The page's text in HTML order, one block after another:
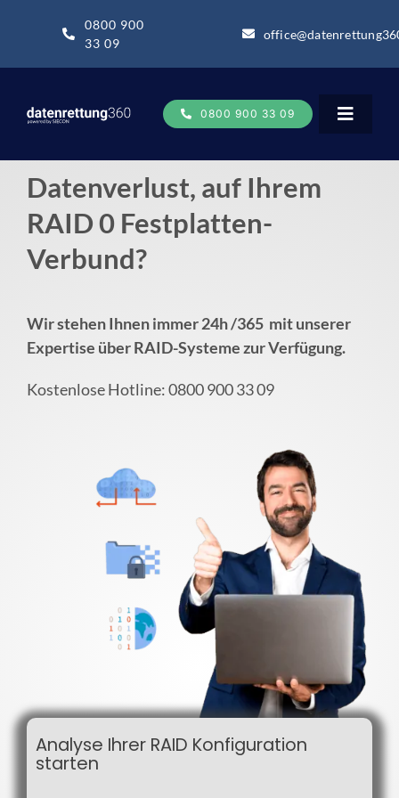
0800 900
33 09
0800 900 33 09
Toggle
Datenrettung
Datenrettung-Wissen
Über uns
Datenverlust, auf Ihrem
RAID 0 Festplatten-
Verbund?
Wir stehen Ihnen immer 24h /365 mit unserer
Expertise über RAID-Systeme zur Verfügung.
Kostenlose Hotline: 0800 900 33 09
Analyse Ihrer RAID Konfiguration
starten